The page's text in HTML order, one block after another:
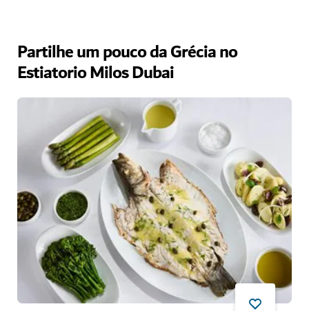
Partilhe um pouco da Grécia no
Estiatorio Milos Dubai